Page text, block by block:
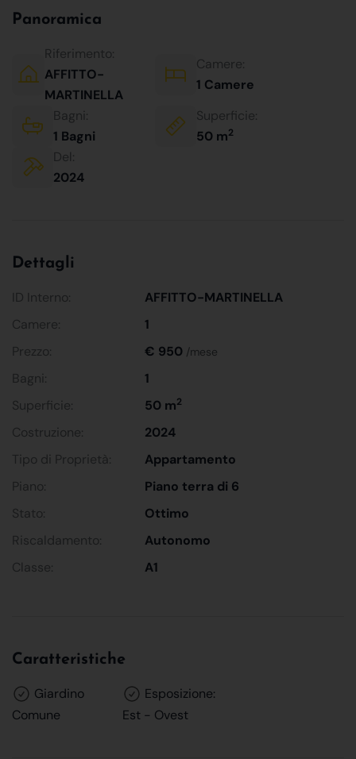
Panoramica
Riferimento:
AFFITTO-
MARTINELLA
Camere:
1 Camere
Bagni:
1 Bagni
Superficie:
50 m2
Del:
2024
Dettagli
ID Interno:
AFFITTO-MARTINELLA
Camere:
1
Prezzo:
€ 950 /mese
Bagni:
1
Superficie:
50 m2
Costruzione:
2024
Tipo di Proprietà:
Appartamento
Piano:
Piano terra di 6
Stato:
Ottimo
Riscaldamento:
Autonomo
Classe:
A1
Caratteristiche
Giardino
Comune
Esposizione:
Est - Ovest